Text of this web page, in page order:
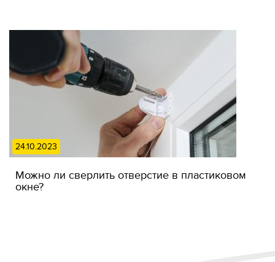
24.10.2023
Можно ли сверлить отверстие в пластиковом
окне?